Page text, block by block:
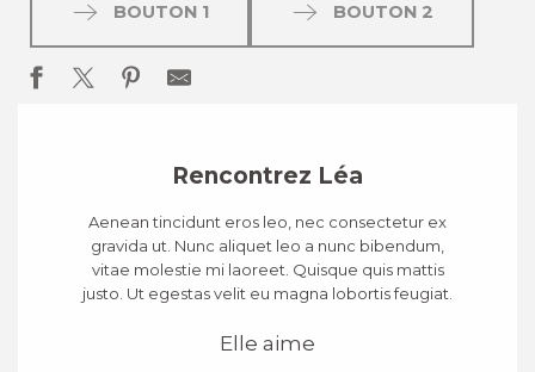
BOUTON 1 BOUTON 2
Rencontrez Léa
Aenean tincidunt eros leo, nec consectetur ex
gravida ut. Nunc aliquet leo a nunc bibendum,
vitae molestie mi laoreet. Quisque quis mattis
justo. Ut egestas velit eu magna lobortis feugiat.
Elle aime